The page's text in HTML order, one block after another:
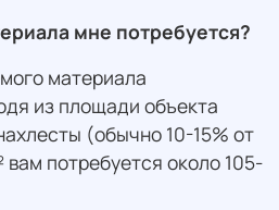
мне потребуется?
материала
из площади объекта
(обычно 10-15% от
потребуется около 105-